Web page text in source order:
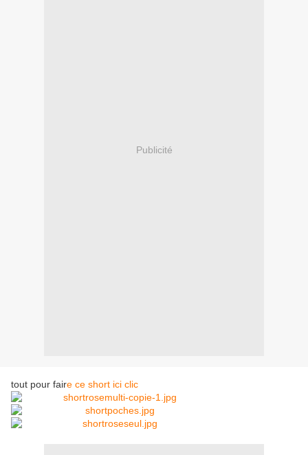
Publicité
tout pour faire ce short ici clic